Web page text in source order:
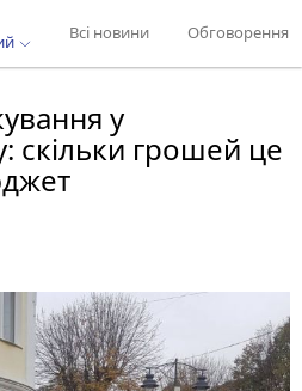
Всі новини Обговорення
у
скільки грошей це